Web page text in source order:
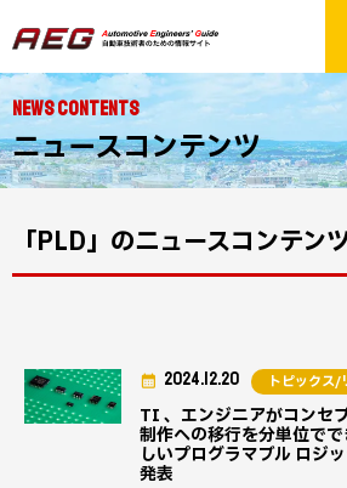
NEWS CONTENTS
ニュースコンテンツ
「PLD」のニュースコンテン
TI 、エンジニアがコンセ
制作への移行を分単位で
しいプログラマブル ロジ
発表
2024.12.20 トピックス/